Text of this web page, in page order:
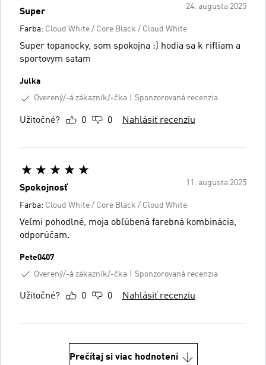
24. augusta 2025
Super
Farba: Cloud White / Core Black / Cloud White
Super topanocky, som spokojna :) hodia sa k rifliam a
sportovym satam
Julka
Overený/-á zákazník/-čka
Sponzorovaná recenzia
Užitočné? 0 0 Nahlásiť recenziu
11. augusta 2025
Spokojnosť
Farba: Cloud White / Core Black / Cloud White
Veľmi pohodlné, moja obľúbená farebná kombinácia,
odporúčam.
Pete0407
Overený/-á zákazník/-čka
Sponzorovaná recenzia
Užitočné? 0 0 Nahlásiť recenziu
Prečítaj si viac hodnotení